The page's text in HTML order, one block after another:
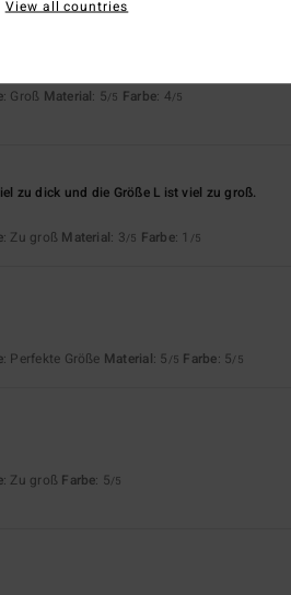
: Groß Material: 5/5 Farbe: 4/5
zu dick und die Größe L ist viel zu groß.
: Zu groß Material: 3/5 Farbe: 1 /5
: Perfekte Größe Material: 5 /5 Farbe: 5/5
: Zu groß Farbe: 5/5
View all countries